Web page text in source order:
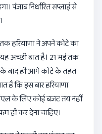
पंजाब निर्धारित सप्लाई से
हरियाणा ने अपने कोटे का
यह अच्छी बात है। 21 मई तक
बाद ही आगे कोटे के तहत
है कि इस बार हरियाणा
के लिए कोई बजट तय नहीं
ही कर देना चाहिए।